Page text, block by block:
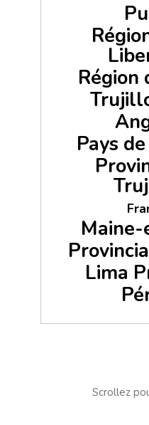
Région
Pays
Lima
Scrollez